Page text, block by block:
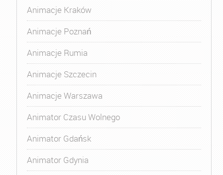
Animacje Kraków
Animacje Poznań
Animacje Rumia
Animacje Szczecin
Animacje Warszawa
Animator Czasu Wolnego
Animator Gdańsk
Animator Gdynia